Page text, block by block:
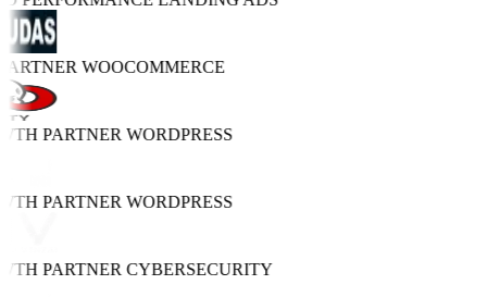
WOOCOMMERCE
PARTNERWORDPRESS
PARTNERWORDPRESS
PARTNERCYBERSECURITY